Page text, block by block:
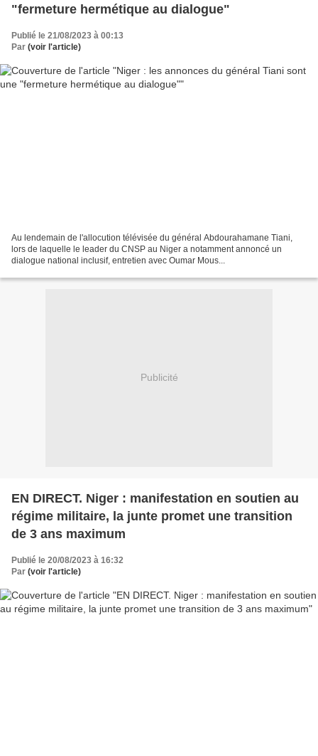
"fermeture hermétique au dialogue"
Publié le 21/08/2023 à 00:13
Par (voir l'article)
Au lendemain de l'allocution télévisée du général Abdourahamane Tiani,
lors de laquelle le leader du CNSP au Niger a notamment annoncé un
dialogue national inclusif, entretien avec Oumar Mous...
Publicité
EN DIRECT. Niger : manifestation en soutien au
régime militaire, la junte promet une transition
de 3 ans maximum
Publié le 20/08/2023 à 16:32
Par (voir l'article)